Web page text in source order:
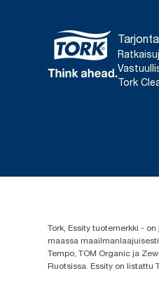
Tork
Tork, Essity tuotemerkki -
maassa
Tempo, TOM Organic ja
Ruotsissa. Essity on listattu